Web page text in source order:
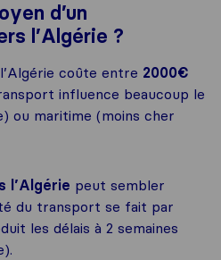
d’un
l’Algérie ?
coûte entre 2000€
influence beaucoup le
ou maritime (moins cher
l’Algérie peut sembler
du transport se fait par
les délais à 2 semaines